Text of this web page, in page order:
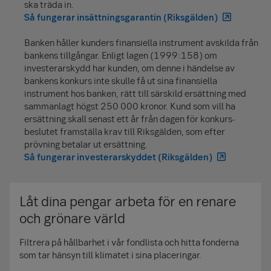
Läs mer om skatt på pensionssparande
ska träda in.
Så fungerar insättningsgarantin (Riksgälden)
Banken håller kunders finansiella instrument avskilda från
bankens tillgångar. Enligt lagen (1999:158) om
investerarskydd har kunden, om denne i händelse av
bankens konkurs inte skulle få ut sina finansiella
instrument hos banken, rätt till särskild ersättning med
sammanlagt högst 250 000 kronor. Kund som vill ha
ersättning skall senast ett år från dagen för konkurs­
beslutet framställa krav till Riksgälden, som efter
prövning betalar ut ersättning.
Så fungerar investerarskyddet (Riksgälden)
Låt dina pengar arbeta för en renare
och grönare värld
Filtrera på hållbarhet i vår fondlista och hitta fonderna
som tar hänsyn till klimatet i sina placeringar.